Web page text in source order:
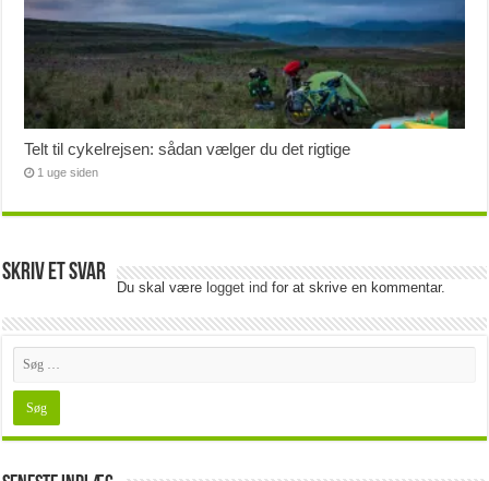
Telt til cykelrejsen: sådan vælger du det rigtige
1 uge siden
Skriv et svar
Du skal værelogget ind for at skrive en kommentar.